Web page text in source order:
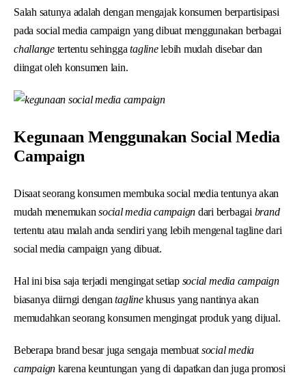
Salah satunya adalah dengan mengajak konsumen berpartisipasi
pada social media campaign yang dibuat menggunakan berbagai
challangetertentu sehinggataglinelebih mudah disebar dan
diingat oleh konsumen lain.
Kegunaan Menggunakan Social Media
Campaign
Disaat seorang konsumen membuka social media tentunya akan
mudah menemukansocial media campaign dari berbagai brand
tertentu atau malah anda sendiri yang lebih mengenal tagline dari
social media campaign yang dibuat.
Hal ini bisa saja terjadi mengingat setiap social media campaign
biasanya diirngi dengantaglinekhusus yang nantinya akan
memudahkan seorang konsumen mengingat produk yang dijual.
Beberapa brand besar juga sengaja membuat social media
campaign karena keuntungan yang di dapatkan dan juga promosi